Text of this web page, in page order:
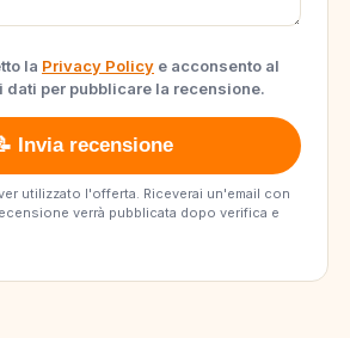
la Privacy Policy e acconsento al
dati per pubblicare la recensione.
Invia recensione
utilizzato l'offerta. Riceverai un'email con
verrà pubblicata dopo verifica e